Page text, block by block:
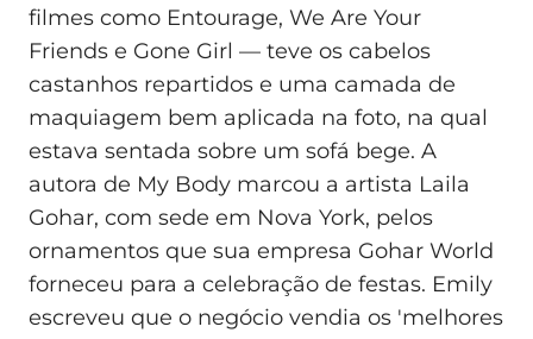
filmes como Entourage, We Are Your
Friends e Gone Girl — teve os cabelos
castanhos repartidos e uma camada de
maquiagem bem aplicada na foto, na qual
estava sentada sobre um sofá bege. A
autora de My Body marcou a artista Laila
Gohar, com sede em Nova York, pelos
ornamentos que sua empresa Gohar World
forneceu para a celebração de festas. Emily
escreveu que o negócio vendia os 'melhores